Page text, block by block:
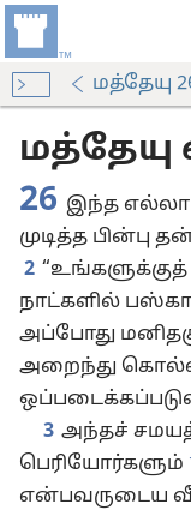
மத்தேயு
மத்தேயு
26 இந்த எல்லா
முடித்த பின்பு
2
நாட்களில்
அப்போது மனித
அறைந்து
3 அந்தச்
பெரியோர்களும்
என்பவருடைய